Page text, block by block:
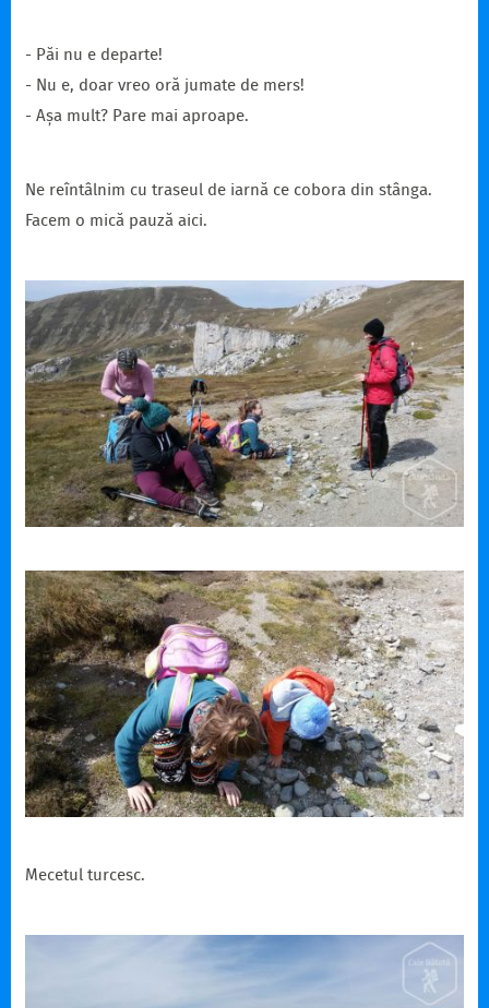
- Păi nu e departe!
- Nu e, doar vreo oră jumate de mers!
- Așa mult? Pare mai aproape.
Ne reîntâlnim cu traseul de iarnă ce cobora din stânga.
Facem o mică pauză aici.
Mecetul turcesc.